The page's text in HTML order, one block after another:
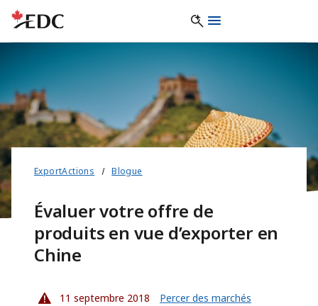
ExportActions Blogue
Évaluer votre offre de
produits en vue d’exporter en
Chine
11 septembre 2018
Percer des marchés